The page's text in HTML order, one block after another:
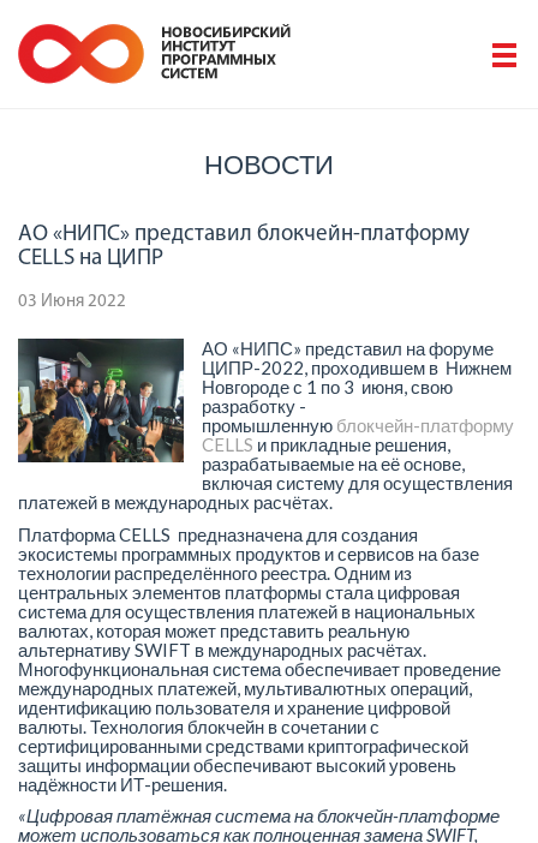
НОВОСТИ
АО «НИПС» представил блокчейн-платформу
CELLS на ЦИПР
03 Июня 2022
АО «НИПС» представил на форуме
ЦИПР-2022, проходившем в Нижнем
Новгороде с 1 по 3 июня, свою
разработку -
промышленную блокчейн-платформу
CELLS и прикладные решения,
разрабатываемые на её основе,
включая систему для осуществления
платежей в международных расчётах.
Платформа CELLS предназначена для создания
экосистемы программных продуктов и сервисов на базе
технологии распределённого реестра. Одним из
центральных элементов платформы стала цифровая
система для осуществления платежей в национальных
валютах, которая может представить реальную
альтернативу SWIFT в международных расчётах.
Многофункциональная система обеспечивает проведение
международных платежей, мультивалютных операций,
идентификацию пользователя и хранение цифровой
валюты. Технология блокчейн в сочетании с
сертифицированными средствами криптографической
защиты информации обеспечивают высокий уровень
надёжности ИТ-решения.
«Цифровая платёжная система на блокчейн-платформе
может использоваться как полноценная замена SWIFT,